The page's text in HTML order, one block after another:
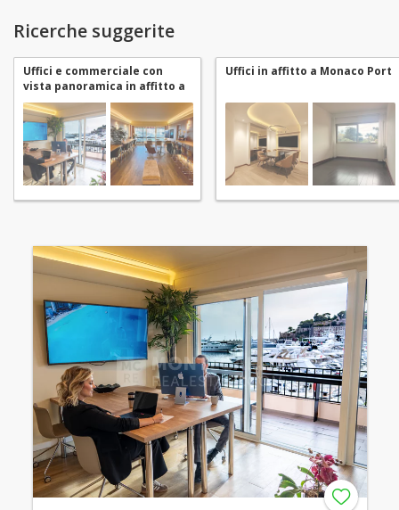
Ricerche suggerite
Uffici e commerciale con
vista panoramica in affitto a
Monaco Port
Uffici in affitto a Monaco Port